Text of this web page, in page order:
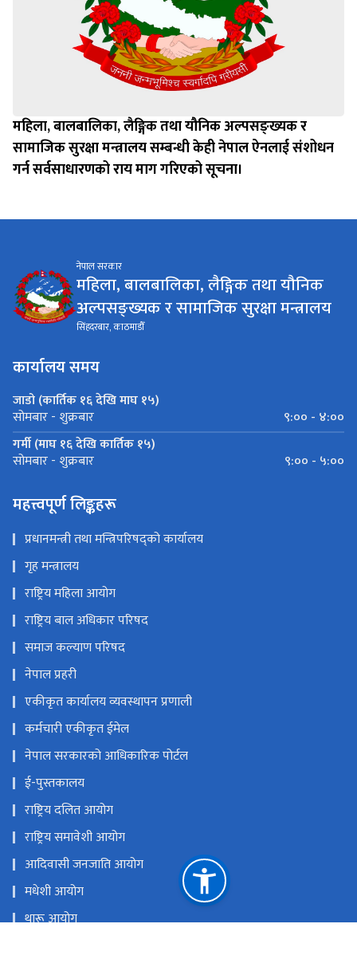
महिला, बालबालिका, लैङ्गिक तथा यौनिक अल्पसङ्ख्यक र
सामाजिक सुरक्षा मन्त्रालय सम्बन्धी केही नेपाल ऐनलाई संशोधन
गर्न सर्वसाधारणको राय माग गरिएको सूचना।
नेपाल सरकार
महिला, बालबालिका, लैङ्गिक तथा यौनिक
अल्पसङ्ख्यक र सामाजिक सुरक्षा मन्त्रालय
सिंहदरबार, काठमाडौँ
कार्यालय समय
जाडो (कार्तिक १६ देखि माघ १५)
सोमबार - शुक्रबार
९:०० - ४:००
गर्मी (माघ १६ देखि कार्तिक १५)
सोमबार - शुक्रबार ९:०० - ५:००
महत्त्वपूर्ण लिङ्कहरू
प्रधानमन्त्री तथा मन्त्रिपरिषद्को कार्यालय
गृह मन्त्रालय
राष्ट्रिय महिला आयोग
राष्ट्रिय बाल अधिकार परिषद
समाज कल्याण परिषद
नेपाल प्रहरी
एकीकृत कार्यालय व्यवस्थापन प्रणाली
कर्मचारी एकीकृत ईमेल
नेपाल सरकारको आधिकारिक पोर्टल
ई-पुस्तकालय
राष्ट्रिय दलित आयोग
राष्ट्रिय समावेशी आयोग
आदिवासी जनजाति आयोग
मधेशी आयोग
थारू आयोग